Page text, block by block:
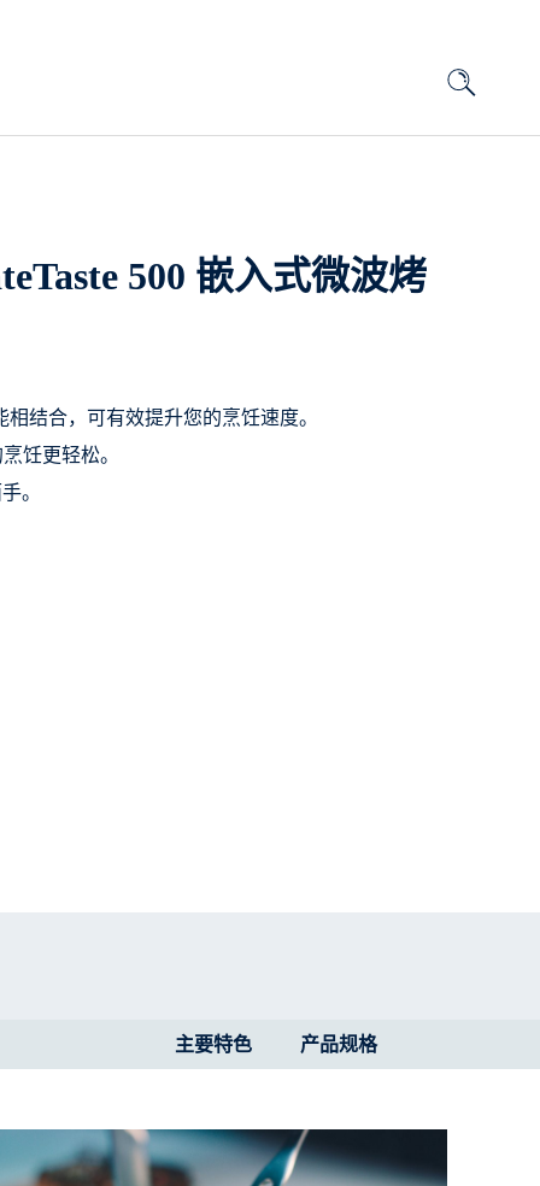
500 嵌入式微波烤
相结合，可有效提升您的烹饪速度。
饪更轻松。
。
主要特色 产品规格​